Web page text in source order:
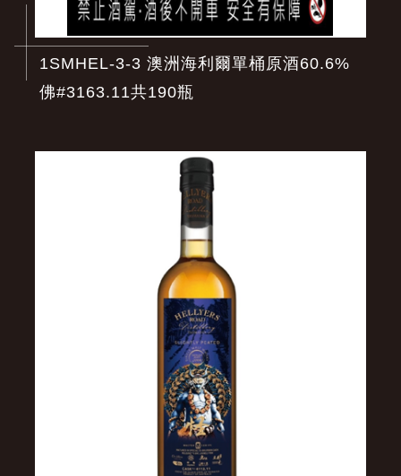
1SMHEL-3-3 澳洲海利爾單桶原酒60.6%
佛#3163.11共190瓶